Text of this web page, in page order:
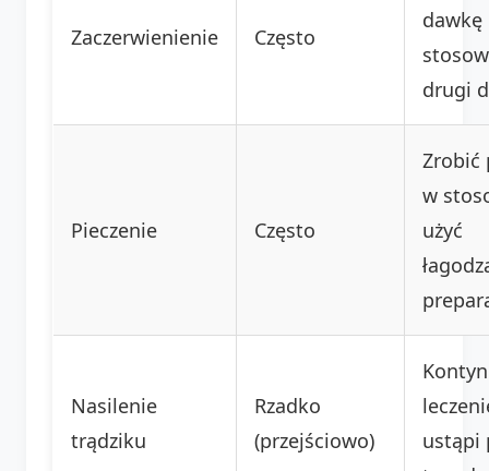
Zaczerwienienie Często
dawkę
drugi
Pieczenie Często
Zrobić
w
użyć
Nasilenie
trądziku
Rzadko
(przejściowo)
ustąpi